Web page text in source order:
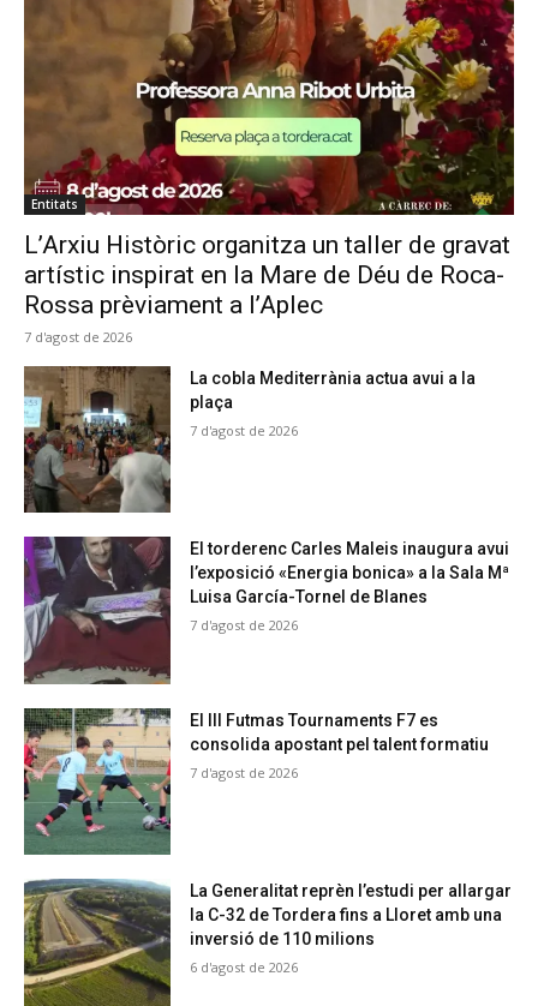
Entitats
L’Arxiu Històric organitza un taller de gravat
artístic inspirat en la Mare de Déu de Roca-
Rossa prèviament a l’Aplec
7 d'agost de 2026
La cobla Mediterrània actua avui a la
plaça
7 d'agost de 2026
El torderenc Carles Maleis inaugura avui
l’exposició «Energia bonica» a la Sala Mª
Luisa García-Tornel de Blanes
7 d'agost de 2026
El III Futmas Tournaments F7 es
consolida apostant pel talent formatiu
7 d'agost de 2026
La Generalitat reprèn l’estudi per allargar
la C-32 de Tordera fins a Lloret amb una
inversió de 110 milions
6 d'agost de 2026